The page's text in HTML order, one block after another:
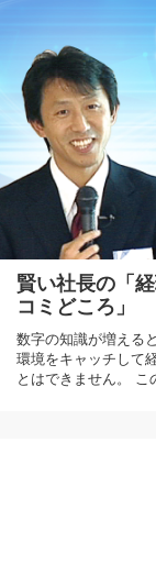
賢い社長の「
コミどころ」
数字の知識が増える
環境をキャッチして
とはできません。